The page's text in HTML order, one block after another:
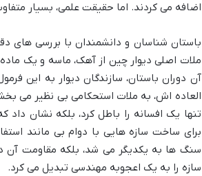
اضافه می کردند. اما حقیقت علمی، بسیار
باستان شناسان و دانشمندان با بررسی های
ملات اصلی دیوار چین از آهک، ماسه و یک
آن دوران باستان، سازندگان دیوار به این
العاده اش، به ملات استحکامی بی نظیر می
تنها یک افسانه را باطل کرد، بلکه نشان
برای ساخت سازه هایی با دوام بی مانند
سنگ ها به یکدیگر می شد، بلکه مقاومت آن
سازه را به یک اعجوبه مهندسی تبدیل می کرد.